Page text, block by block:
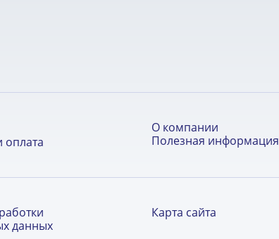
оплата
О компании
Полезная информация
данных
Карта сайта